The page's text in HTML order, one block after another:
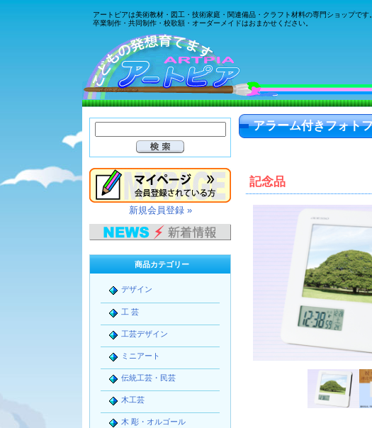
アートピアは美術教材・図工・技術家庭・関連備品・クラフト材料の専門ショップです。
卒業制作・共同制作・校歌額・オーダーメイドはおまかせください。
アラーム付きフォト
記念品
新規会員登録 »
商品カテゴリー
デザイン
工 芸
工芸デザイン
ミニアート
伝統工芸・民芸
木工芸
木 彫・オルゴール